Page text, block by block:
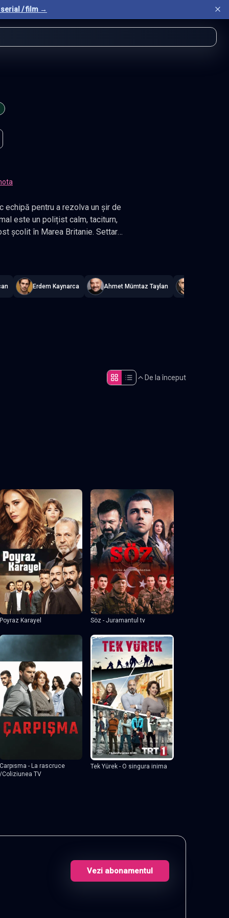
serial / film →
pentru a rezolva un șir de
este un polițist calm, taciturn,
școlit în Marea Britanie. Settar
Erdem Kaynarca Ahmet Mümtaz Taylan
De la început
Karayel Söz - Juramantul tv
- La rascruce
Coliziunea TV
Tek Yürek - O singura inima
Vezi abonamentul